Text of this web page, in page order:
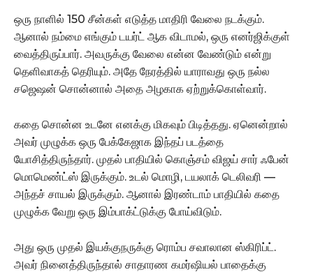
ஒரு நாளில் 150 சீன்கள் எடுத்த மாதிரி வேலை நடக்கும்.
ஆனால் நம்மை எங்கும் டயர்ட் ஆக விடாமல், ஒரு எனர்ஜிக்குள்
வைத்திருப்பார். அவருக்கு வேலை என்ன வேண்டும் என்று
தெளிவாகத் தெரியும். அதே நேரத்தில் யாராவது ஒரு நல்ல
சஜெஷன் சொன்னால் அதை அழகாக ஏற்றுக்கொள்வார்.
கதை சொன்ன உடனே எனக்கு மிகவும் பிடித்தது. ஏனென்றால்
அவர் முழுக்க ஒரு பேக்கேஜாக இந்தப் படத்தை
யோசித்திருந்தார். முதல் பாதியில் கொஞ்சம் விஜய் சார் ஃபேன்
மொமெண்ட்ஸ் இருக்கும். உடல் மொழி, டயலாக் டெலிவரி —
அந்தச் சாயல் இருக்கும். ஆனால் இரண்டாம் பாதியில் கதை
முழுக்க வேறு ஒரு இம்பாக்ட்டுக்கு போய்விடும்.
அது ஒரு முதல் இயக்குநருக்கு ரொம்ப சவாலான ஸ்கிரிப்ட்.
அவர் நினைத்திருந்தால் சாதாரண கமர்ஷியல் பாதைக்கு